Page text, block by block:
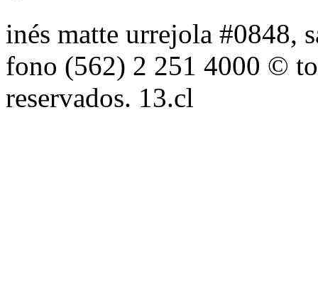
inés matte urrejola #0848,
fono (562) 2 251 4000 ©
reservados. 13.cl